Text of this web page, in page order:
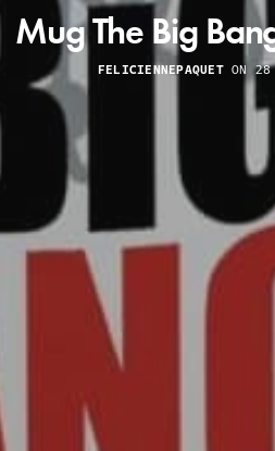
Mug The Big
FELICIENNEPAQUETON 28